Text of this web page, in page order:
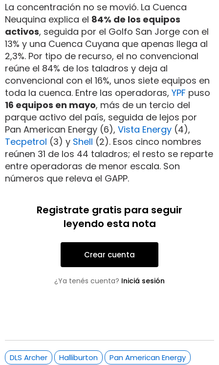
La concentración no se movió. La Cuenca
Neuquina explica el 84% de los equipos
activos, seguida por el Golfo San Jorge con el
13% y una Cuenca Cuyana que apenas llega al
2,3%. Por tipo de recurso, el no convencional
reúne el 84% de los taladros y deja al
convencional con el 16%, unos siete equipos en
toda la cuenca. Entre las operadoras, YPF puso
16 equipos en mayo, más de un tercio del
parque activo del país, seguida de lejos por
Pan American Energy (6), Vista Energy (4),
Tecpetrol (3) y Shell (2). Esos cinco nombres
reúnen 31 de los 44 taladros; el resto se reparte
entre operadoras de menor escala. Son
números que releva el GAPP.
Registrate gratis para seguir
leyendo esta nota
Crear cuenta
¿Ya tenés cuenta? Iniciá sesión
DLS Archer Halliburton
Pan American Energy